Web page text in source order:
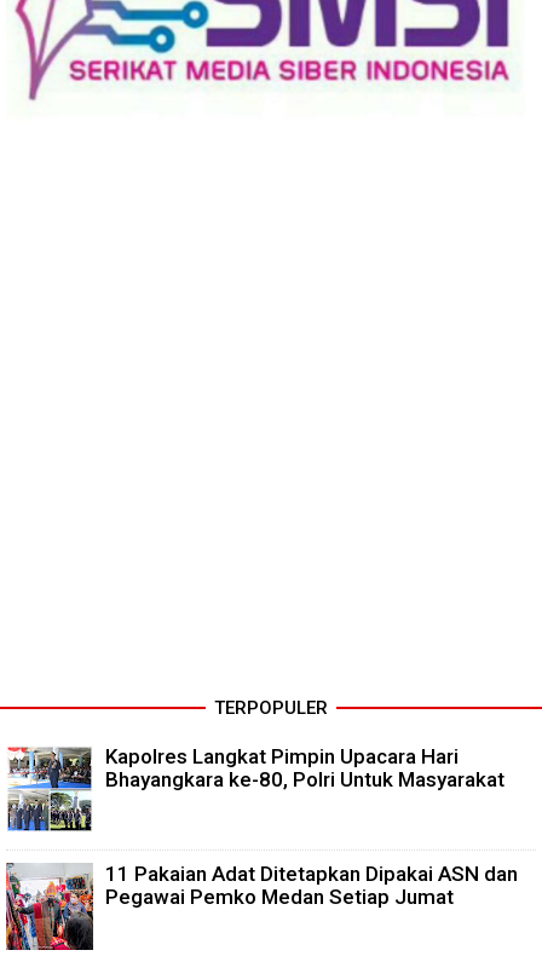
TERPOPULER
Kapolres Langkat Pimpin Upacara Hari
Bhayangkara ke-80, Polri Untuk Masyarakat
11 Pakaian Adat Ditetapkan Dipakai ASN dan
Pegawai Pemko Medan Setiap Jumat